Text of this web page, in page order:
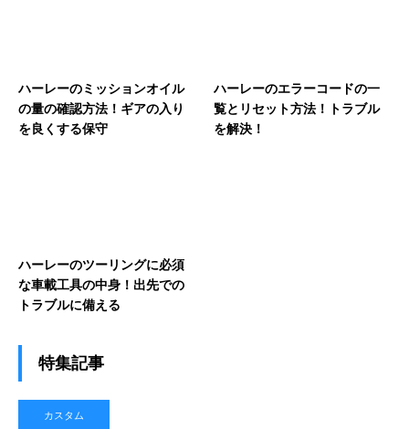
ハーレーのミッションオイル
の量の確認方法！ギアの入り
を良くする保守
ハーレーのエラーコードの一
覧とリセット方法！トラブル
を解決！
ハーレーのツーリングに必須
な車載工具の中身！出先での
トラブルに備える
特集記事
カスタム